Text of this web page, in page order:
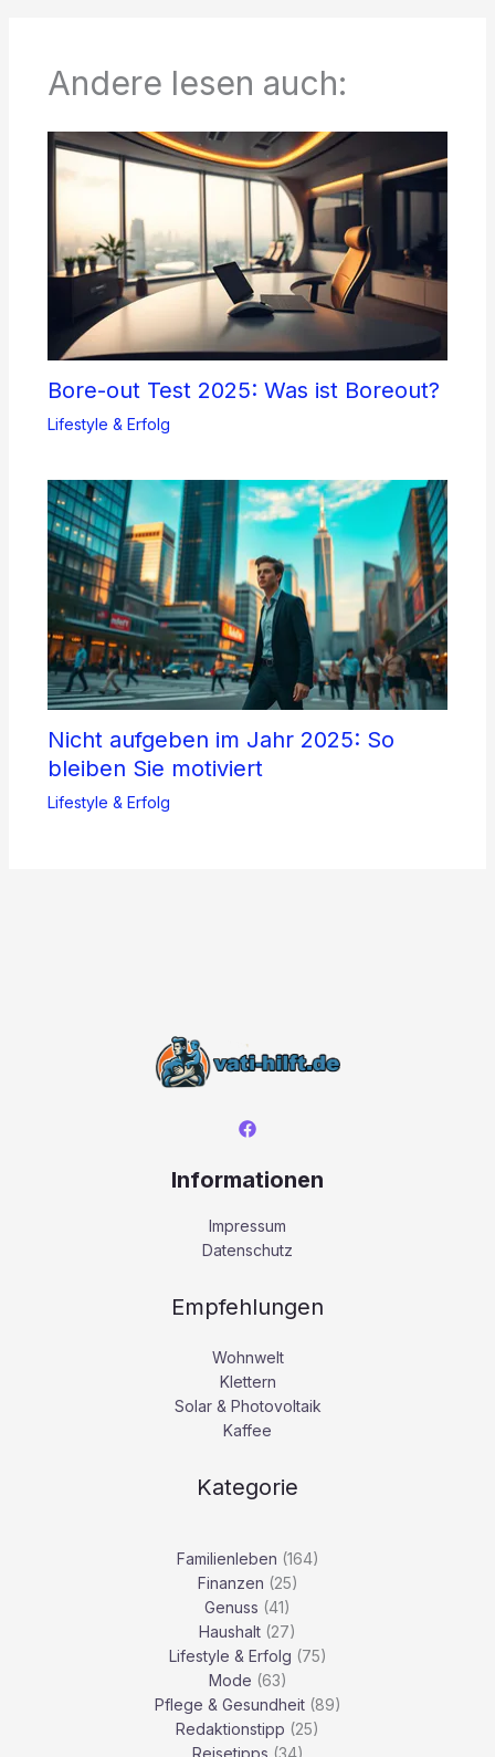
Andere lesen auch:
Bore-out Test 2025: Was ist Boreout?
Lifestyle & Erfolg
Nicht aufgeben im Jahr 2025: So
bleiben Sie motiviert
Lifestyle & Erfolg
Informationen
Impressum
Datenschutz
Empfehlungen
Wohnwelt
Klettern
Solar & Photovoltaik
Kaffee
Kategorie
Familienleben (164)
Finanzen (25)
Genuss (41)
Haushalt (27)
Lifestyle & Erfolg (75)
Mode (63)
Pflege & Gesundheit(89)
Redaktionstipp (25)